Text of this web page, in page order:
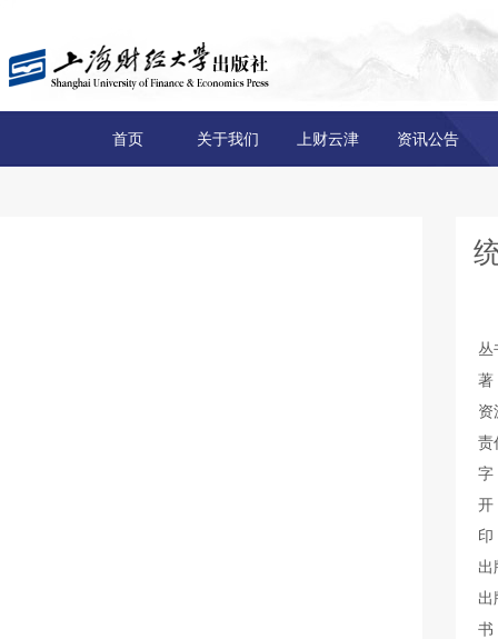
首页 关于我们 上财云津 资讯公告
丛
著
资
责
出
出